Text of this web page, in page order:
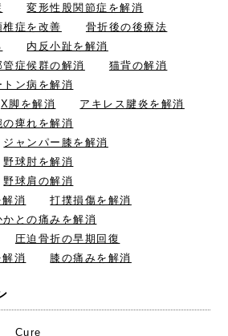
変形性股関節症を解消
椎症を改善
骨折後の後療法
内反小趾を解消
管症候群の解消
猫背の解消
トン病を解消
X脚を解消
アキレス腱炎を解消
の痺れを解消
ジャンパー膝を解消
野球肘を解消
野球肩の解消
消
打撲損傷を解消
かとの痛みを解消
圧迫骨折の早期回復
消
膝の痛みを解消
Cure